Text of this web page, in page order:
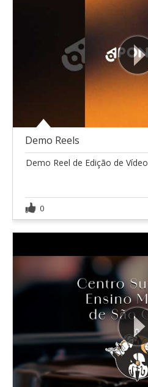
Demo Reels
Demo Reel de Edição de Vídeo
0